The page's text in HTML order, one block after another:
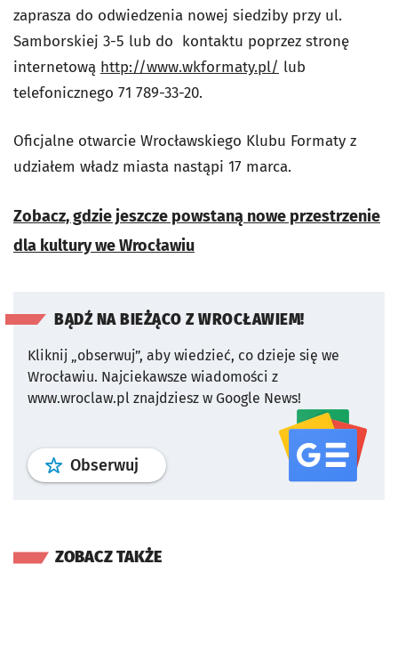
zaprasza do odwiedzenia nowej siedziby przy ul.
Samborskiej 3-5 lub do kontaktu poprzez stronę
internetową http://www.wkformaty.pl/ lub
telefonicznego 71 789-33-20.
Oficjalne otwarcie Wrocławskiego Klubu Formaty z
udziałem władz miasta nastąpi 17 marca.
Zobacz, gdzie jeszcze powstaną nowe przestrzenie
dla kultury we Wrocławiu
BĄDŹ NA BIEŻĄCO Z WROCŁAWIEM!
Kliknij „obserwuj”, aby wiedzieć, co dzieje się we
Wrocławiu. Najciekawsze wiadomości z
www.wroclaw.pl znajdziesz w Google News!
Obserwuj profil serwisu
ZOBACZ TAKŻE